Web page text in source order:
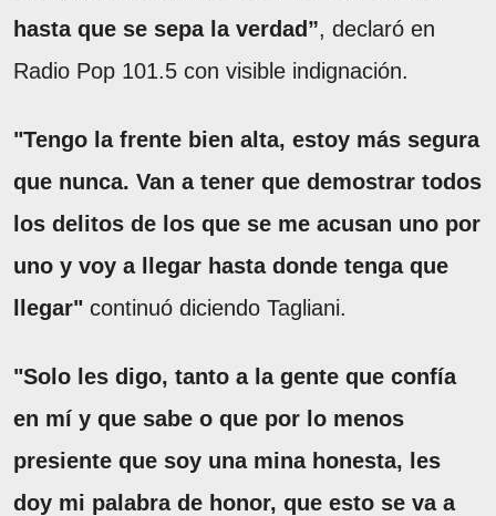
hasta que se sepa la verdad”, declaró en
Radio Pop 101.5 con visible indignación.
"Tengo la frente bien alta, estoy más segura
que nunca. Van a tener que demostrar todos
los delitos de los que se me acusan uno por
uno y voy a llegar hasta donde tenga que
llegar" continuó diciendo Tagliani.
"Solo les digo, tanto a la gente que confía
en mí y que sabe o que por lo menos
presiente que soy una mina honesta, les
doy mi palabra de honor, que esto se va a